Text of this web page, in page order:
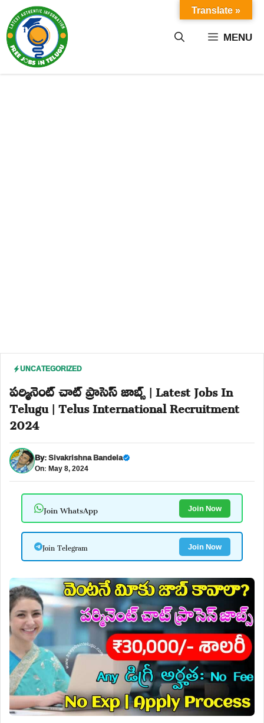
content MENU
UNCATEGORIZED
పర్మినెంట్ చాట్ ప్రాసెస్ జాబ్స్ | Latest Jobs In
Telugu | Telus International Recruitment
2024
By:Sivakrishna Bandela
On: May 8, 2024
Join WhatsApp Join Now
Join Telegram Join Now
Translate »